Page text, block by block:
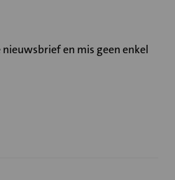
en mis geen enkel